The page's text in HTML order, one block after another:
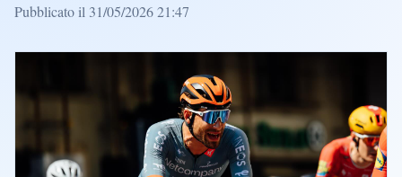
Pubblicato il 31/05/2026 21:47